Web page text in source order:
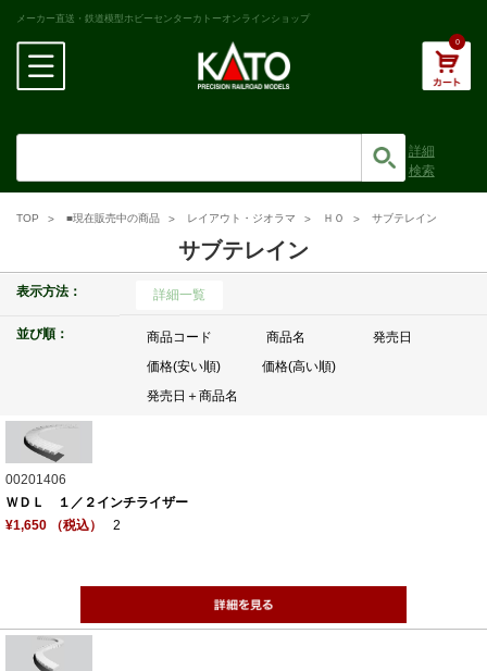
メーカー直送・鉄道模型ホビーセンターカトーオンラインショップ
0
詳細
検索
TOP ■現在販売中の商品 レイアウト・ジオラマ ＨＯ サブテレイン
サブテレイン
表示方法： 詳細一覧
並び順： 商品コード 商品名
発売日
価格(安い順)
価格(高い順)
発売日＋商品名
00201406
ＷＤＬ １／２インチライザー
¥1,650 （税込）
2